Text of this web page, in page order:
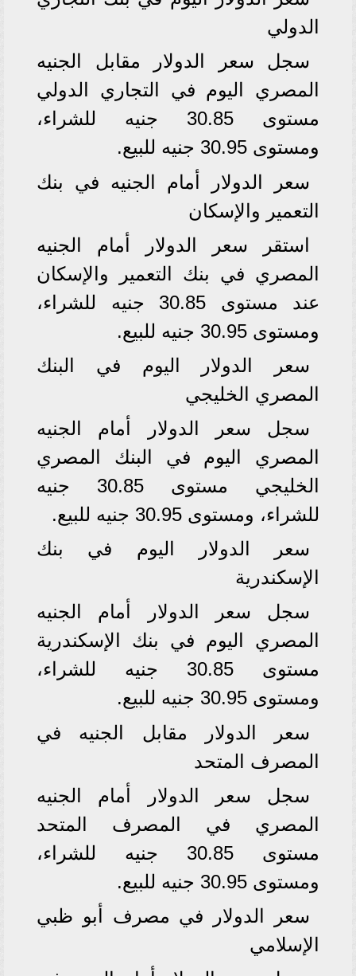
الدولي
سجل سعر الدولار مقابل الجنيه
المصري اليوم في التجاري الدولي
مستوى 30.85 جنيه للشراء،
ومستوى 30.95 جنيه للبيع.
سعر الدولار أمام الجنيه في بنك
التعمير والإسكان
استقر سعر الدولار أمام الجنيه
المصري في بنك التعمير والإسكان
عند مستوى 30.85 جنيه للشراء،
ومستوى 30.95 جنيه للبيع.
سعر الدولار اليوم في البنك
المصري الخليجي
سجل سعر الدولار أمام الجنيه
المصري اليوم في البنك المصري
الخليجي مستوى 30.85 جنيه
للشراء، ومستوى 30.95 جنيه للبيع.
سعر الدولار اليوم في بنك
الإسكندرية
سجل سعر الدولار أمام الجنيه
المصري اليوم في بنك الإسكندرية
مستوى 30.85 جنيه للشراء،
ومستوى 30.95 جنيه للبيع.
سعر الدولار مقابل الجنيه في
المصرف المتحد
سجل سعر الدولار أمام الجنيه
المصري في المصرف المتحد
مستوى 30.85 جنيه للشراء،
ومستوى 30.95 جنيه للبيع.
سعر الدولار في مصرف أبو ظبي
الإسلامي